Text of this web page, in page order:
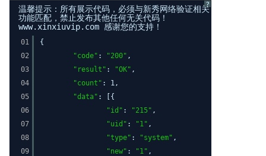
?
温馨提示：所有展示代码，必须与新秀网络验证相关
功能匹配，禁止发布其他任何无关代码！
www.xinxiuvip.com 感谢您的支持！
01
02
03
04
05
06
07
08
09
{
"code" : "200" ,
"result" : "OK" ,
"count" : 1,
"data" : [{
"id" : "215" ,
"uid" : "1" ,
"type" : "system" ,
"new" : "1" ,